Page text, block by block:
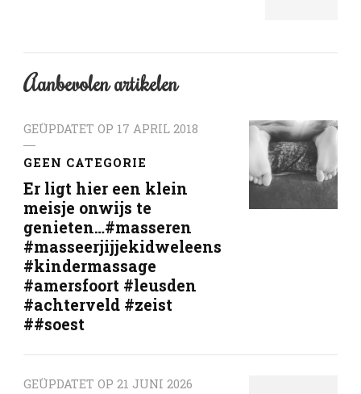
Aanbevolen artikelen
GEÜPDATET OP 17 APRIL 2018
GEEN CATEGORIE
Er ligt hier een klein
meisje onwijs te
genieten…#masseren
#masseerjijjekidweleens
#kindermassage
#amersfoort #leusden
#achterveld #zeist
##soest
GEÜPDATET OP 21 JUNI 2026